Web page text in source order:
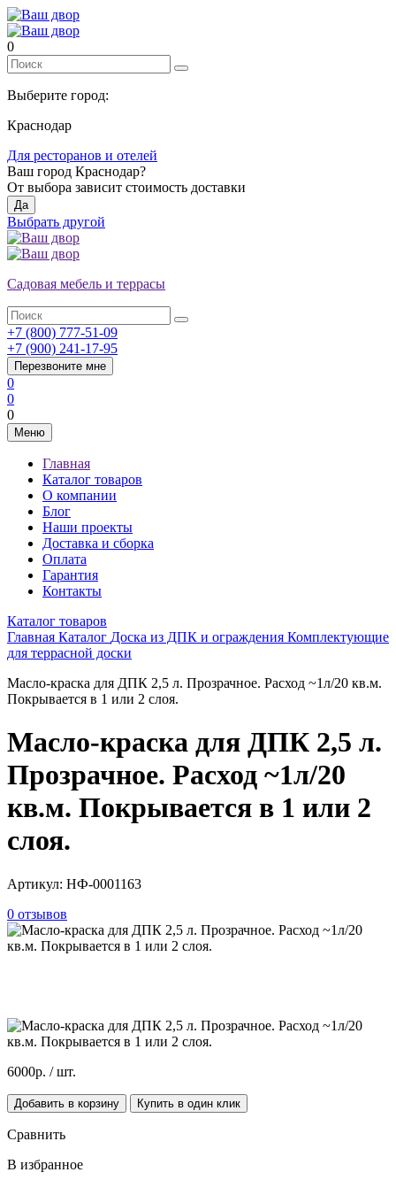
0
Выберите город:
Краснодар
Для ресторанов и отелей
Ваш город Краснодар?
От выбора зависит стоимость доставки
Да
Выбрать другой
Садовая мебель и террасы
+7 (800) 777-51-09
+7 (900) 241-17-95
Перезвоните мне
0
0
0
Меню
Главная
Каталог товаров
О компании
Блог
Наши проекты
Доставка и сборка
Оплата
Гарантия
Контакты
Каталог товаров
Главная Каталог Доска из ДПК и ограждения Комплектующие
для террасной доски
Масло-краска для ДПК 2,5 л. Прозрачное. Расход ~1л/20 кв.м.
Покрывается в 1 или 2 слоя.
Масло-краска для ДПК 2,5 л.
Прозрачное. Расход ~1л/20
кв.м. Покрывается в 1 или 2
слоя.
Артикул: НФ-0001163
0 отзывов
6000р. / шт.
Добавить в корзину Купить в один клик
Сравнить
В избранное